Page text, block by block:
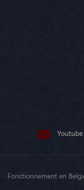
Youtube
Fonctionnement en